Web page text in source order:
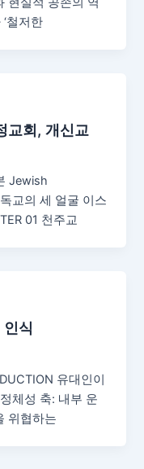
철저한
교회, 개신교
Jewish
교의 세 얼굴 이스
01 천주교
식
유대인이
정체성 축: 내부 운
위협하는